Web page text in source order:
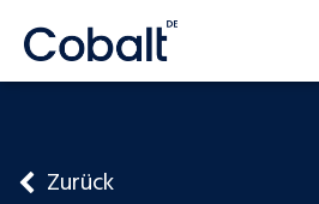
Zurück